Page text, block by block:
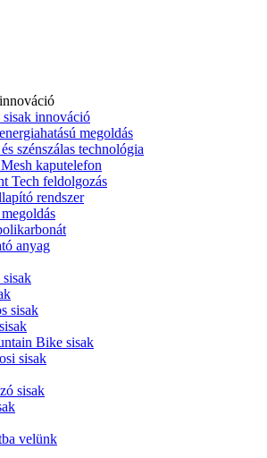
innováció
megoldás
szénszálas technológia
kaputelefon
Tech feldolgozás
rendszer
anyag
sisak
Bike sisak
sisak
sisak
velünk